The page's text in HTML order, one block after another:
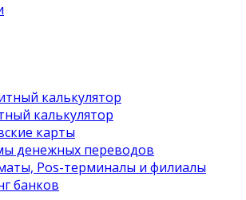
калькулятор
калькулятор
карты
денежных переводов
Pos-терминалы и филиалы
банков